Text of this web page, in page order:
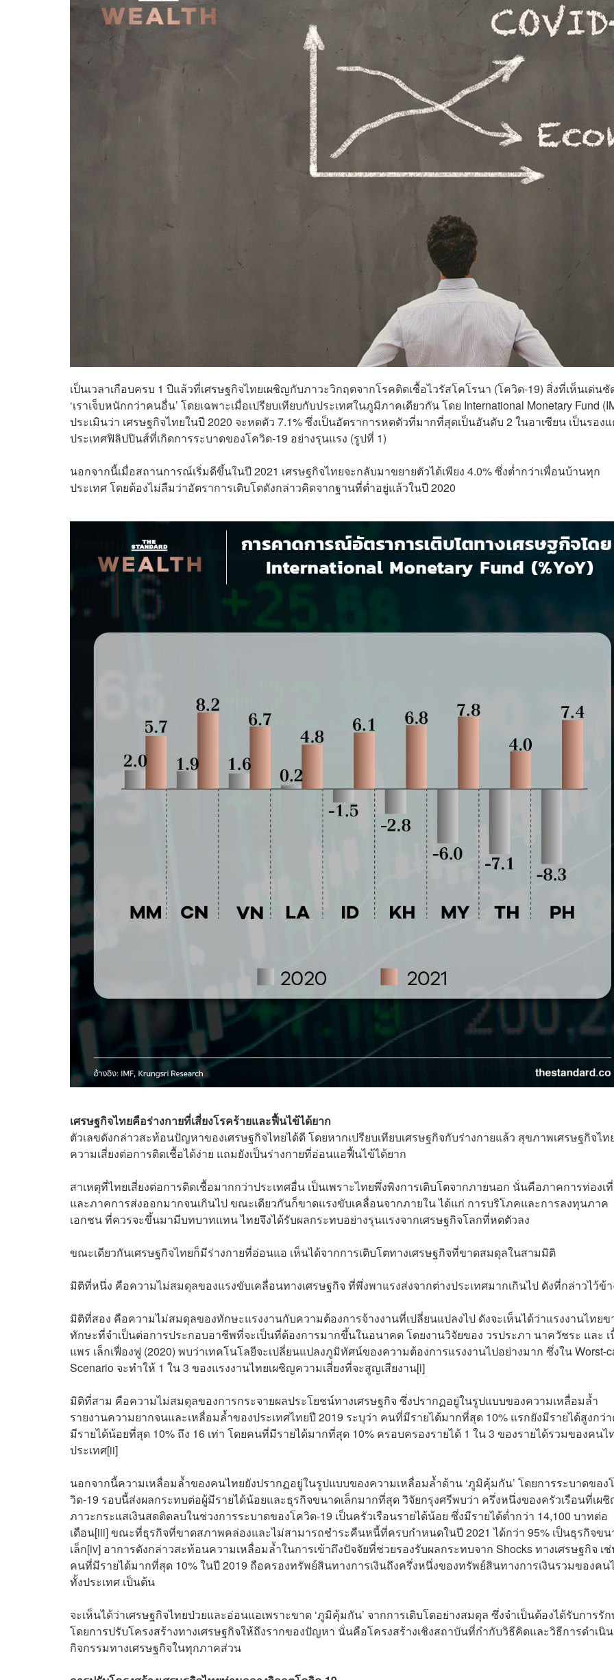
เป็นเวลาเกือบครบ 1 ปีแล้วที่เศรษฐกิจไทยเผชิญกับภาวะวิกฤตจากโรคติดเชื้อไวรัสโคโรนา (โควิด-19) สิ่งที่เห็นเด่น
‘เราเจ็บหนักกว่าคนอื่น’ โดยเฉพาะเมื่อเปรียบเทียบกับประเทศในภูมิภาคเดียวกัน โดย International Monetary Fund
ประเมินว่า เศรษฐกิจไทยในปี 2020 จะหดตัว 7.1% ซึ่งเป็นอัตราการหดตัวที่มากที่สุดเป็นอันดับ 2 ในอาเซียน เป็นรอง
ประเทศฟิลิปปินส์ที่เกิดการระบาดของโควิด-19 อย่างรุนแรง (รูปที่ 1)
นอกจากนี้เมื่อสถานการณ์เริ่มดีขึ้นในปี 2021 เศรษฐกิจไทยจะกลับมาขยายตัวได้เพียง 4.0% ซึ่งต่ำกว่าเพื่อนบ้านทุก
ประเทศ โดยต้องไม่ลืมว่าอัตราการเติบโตดังกล่าวคิดจากฐานที่ต่ำอยู่แล้วในปี 2020
เศรษฐกิจไทยคือร่างกายที่เสี่ยงโรคร้ายและฟื้นไข้ได้ยาก
ตัวเลขดังกล่าวสะท้อนปัญหาของเศรษฐกิจไทยได้ดี โดยหากเปรียบเทียบเศรษฐกิจกับร่างกายแล้ว สุขภาพเศรษฐกิจไท
ความเสี่ยงต่อการติดเชื้อได้ง่าย แถมยังเป็นร่างกายที่อ่อนแอฟื้นไข้ได้ยาก
สาเหตุที่ไทยเสี่ยงต่อการติดเชื้อมากกว่าประเทศอื่น เป็นเพราะไทยพึ่งพิงการเติบโตจากภายนอก นั่นคือภาคการท่องเ
และภาคการส่งออกมากจนเกินไป ขณะเดียวกันก็ขาดแรงขับเคลื่อนจากภายใน ได้แก่ การบริโภคและการลงทุนภาค
เอกชน ที่ควรจะขึ้นมามีบทบาทแทน ไทยจึงได้รับผลกระทบอย่างรุนแรงจากเศรษฐกิจโลกที่หดตัวลง
ขณะเดียวกันเศรษฐกิจไทยก็มีร่างกายที่อ่อนแอ เห็นได้จากการเติบโตทางเศรษฐกิจที่ขาดสมดุลในสามมิติ
มิติที่หนึ่ง คือความไม่สมดุลของแรงขับเคลื่อนทางเศรษฐกิจ ที่พึ่งพาแรงส่งจากต่างประเทศมากเกินไป ดังที่กล่าวไว้ข้
มิติที่สอง คือความไม่สมดุลของทักษะแรงงานกับความต้องการจ้างงานที่เปลี่ยนแปลงไป ดังจะเห็นได้ว่าแรงงานไทยข
ทักษะที่จำเป็นต่อการประกอบอาชีพที่จะเป็นที่ต้องการมากขึ้นในอนาคต โดยงานวิจัยของ วรประภา นาควัชระ และ เ
แพร เล็กเฟื่องฟู (2020) พบว่าเทคโนโลยีจะเปลี่ยนแปลงภูมิทัศน์ของความต้องการแรงงานไปอย่างมาก ซึ่งใน Worst-
Scenario จะทำให้ 1 ใน 3 ของแรงงานไทยเผชิญความเสี่ยงที่จะสูญเสียงาน[i]
มิติที่สาม คือความไม่สมดุลของการกระจายผลประโยชน์ทางเศรษฐกิจ ซึ่งปรากฏอยู่ในรูปแบบของความเหลื่อมล้ำ
รายงานความยากจนและเหลื่อมล้ำของประเทศไทยปี 2019 ระบุว่า คนที่มีรายได้มากที่สุด 10% แรกยังมีรายได้สูงกว่
มีรายได้น้อยที่สุด 10% ถึง 16 เท่า โดยคนที่มีรายได้มากที่สุด 10% ครอบครองรายได้ 1 ใน 3 ของรายได้รวมของคนไ
ประเทศ[ii]
นอกจากนี้ความเหลื่อมล้ำของคนไทยยังปรากฏอยู่ในรูปแบบของความเหลื่อมล้ำด้าน ‘ภูมิคุ้มกัน’ โดยการระบาดของ
วิด-19 รอบนี้ส่งผลกระทบต่อผู้มีรายได้น้อยและธุรกิจขนาดเล็กมากที่สุด วิจัยกรุงศรีพบว่า ครึ่งหนึ่งของครัวเรือนที่เผ
ภาวะกระแสเงินสดติดลบในช่วงการระบาดของโควิด-19 เป็นครัวเรือนรายได้น้อย ซึ่งมีรายได้ต่ำกว่า 14,100 บาทต่อ
เดือน[iii]ขณะที่ธุรกิจที่ขาดสภาพคล่องและไม่สามารถชำระคืนหนี้ที่ครบกำหนดในปี 2021 ได้กว่า 95% เป็นธุรกิจขน
เล็ก[iv] อาการดังกล่าวสะท้อนความเหลื่อมล้ำในการเข้าถึงปัจจัยที่ช่วยรองรับผลกระทบจาก Shocks ทางเศรษฐกิจ เ
คนที่มีรายได้มากที่สุด 10% ในปี 2019 ถือครองทรัพย์สินทางการเงินถึงครึ่งหนึ่งของทรัพย์สินทางการเงินรวมของคน
ทั้งประเทศ เป็นต้น
จะเห็นได้ว่าเศรษฐกิจไทยป่วยและอ่อนแอเพราะขาด ‘ภูมิคุ้มกัน’ จากการเติบโตอย่างสมดุล ซึ่งจำเป็นต้องได้รับการรั
โดยการปรับโครงสร้างทางเศรษฐกิจให้ถึงรากของปัญหา นั่นคือโครงสร้างเชิงสถาบันที่กำกับวิธีคิดและวิธีการดำเนิน
กิจกรรมทางเศรษฐกิจในทุกภาคส่วน